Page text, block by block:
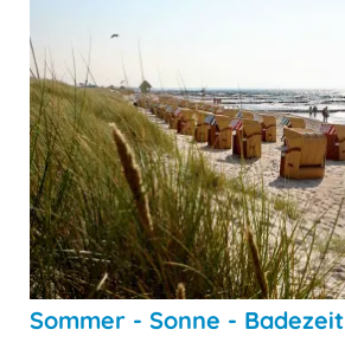
Sommer - Sonne - Badezeit